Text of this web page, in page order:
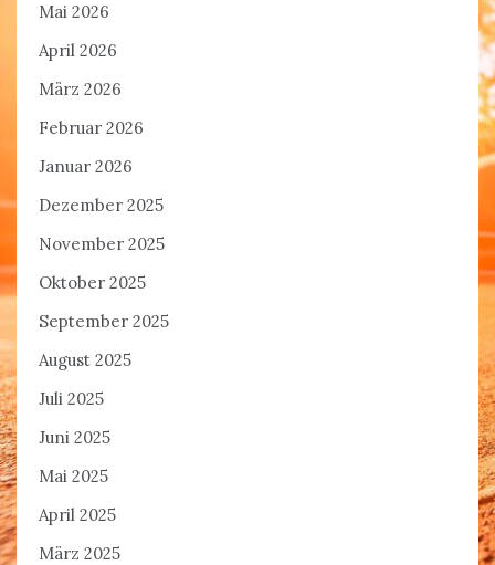
Mai 2026
April 2026
März 2026
Februar 2026
Januar 2026
Dezember 2025
November 2025
Oktober 2025
September 2025
August 2025
Juli 2025
Juni 2025
Mai 2025
April 2025
März 2025